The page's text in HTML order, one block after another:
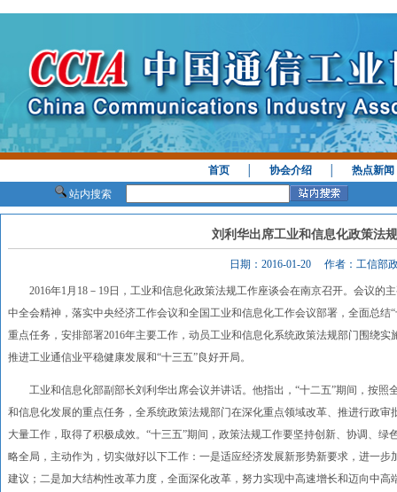
首页 │协会介绍 │热点新闻
站内搜索
刘利华出席工业和信息化政策法
日期：2016-01-20 作者：工信部
2016年1月18－19日，工业和信息化政策法规工作座谈会在南京召开。会议的
中全会精神，落实中央经济工作会议和全国工业和信息化工作会议部署，全面总结
重点任务，安排部署2016年主要工作，动员工业和信息化系统政策法规部门围绕
推进工业通信业平稳健康发展和“十三五”良好开局。
工业和信息化部副部长刘利华出席会议并讲话。他指出，“十二五”期间，按照
和信息化发展的重点任务，全系统政策法规部门在深化重点领域改革、推进行政
大量工作，取得了积极成效。“十三五”期间，政策法规工作要坚持创新、协调、
略全局，主动作为，切实做好以下工作：一是适应经济发展新形势新要求，进一
建议；二是加大结构性改革力度，全面深化改革，努力实现中高速增长和迈向中